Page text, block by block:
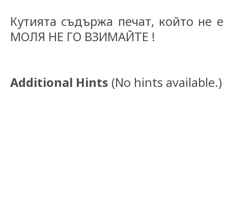
Кутията съдържа печат, който не
МОЛЯ НЕ ГО ВЗИМАЙТЕ !
Additional Hints (No hints available.)